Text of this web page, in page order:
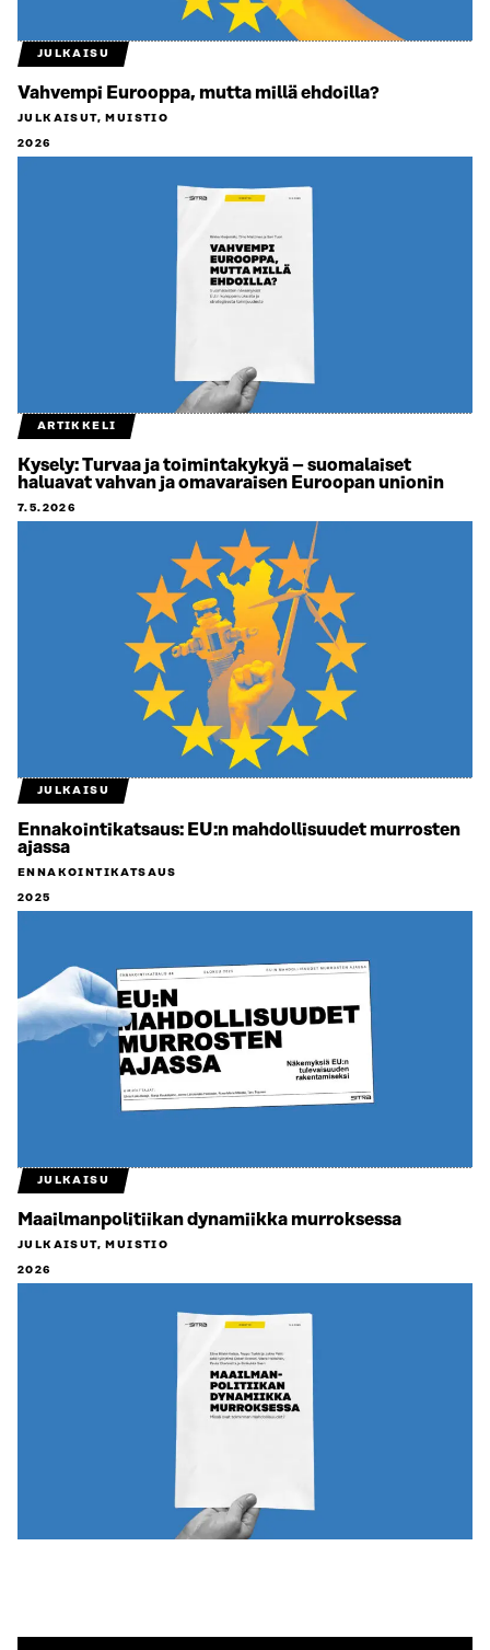
JULKAISU
Vahvempi Eurooppa, mutta millä ehdoilla?
JULKAISUT, MUISTIO
2026
ARTIKKELI
Kysely: Turvaa ja toimintakykyä – suomalaiset
haluavat vahvan ja omavaraisen Euroopan unionin
7.5.2026
JULKAISU
Ennakointikatsaus: EU:n mahdollisuudet murrosten
ajassa
ENNAKOINTIKATSAUS
2025
JULKAISU
Maailmanpolitiikan dynamiikka murroksessa
JULKAISUT, MUISTIO
2026